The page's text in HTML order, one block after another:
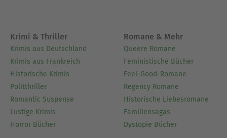
Krimi & Thriller
Krimis aus Deutschland
Krimis aus Frankreich
Historische Krimis
Politthriller
Romantic Suspense
Lustige Krimis
Horror Bücher
Romane & Mehr
Queere Romane
Feministische Bücher
Feel-Good-Romane
Regency Romane
Historische Liebesromane
Familiensagas
Dystopie Bücher